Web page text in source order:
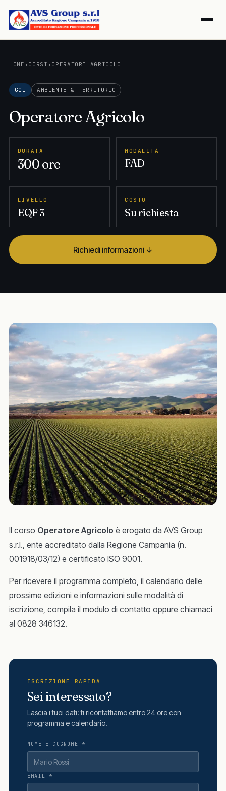
HOME › CORSI › OPERATORE AGRICOLO
GOL AMBIENTE & TERRITORIO
Operatore Agricolo
DURATA
300 ore
MODALITÀ
FAD
LIVELLO
EQF 3
COSTO
Su richiesta
Richiedi informazioni ↓
Il corso Operatore Agricolo è erogato da AVS Group
s.r.l., ente accreditato dalla Regione Campania (n.
001918/03/12) e certificato ISO 9001.
Per ricevere il programma completo, il calendario delle
prossime edizioni e informazioni sulle modalità di
iscrizione, compila il modulo di contatto oppure chiamaci
al 0828 346132.
ISCRIZIONE RAPIDA
Sei interessato?
Lascia i tuoi dati: ti ricontattiamo entro 24 ore con
programma e calendario.
NOME E COGNOME *
EMAIL *